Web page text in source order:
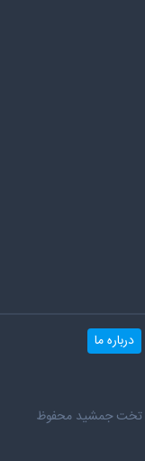
درباره ما
تخت جمشید محفوظ